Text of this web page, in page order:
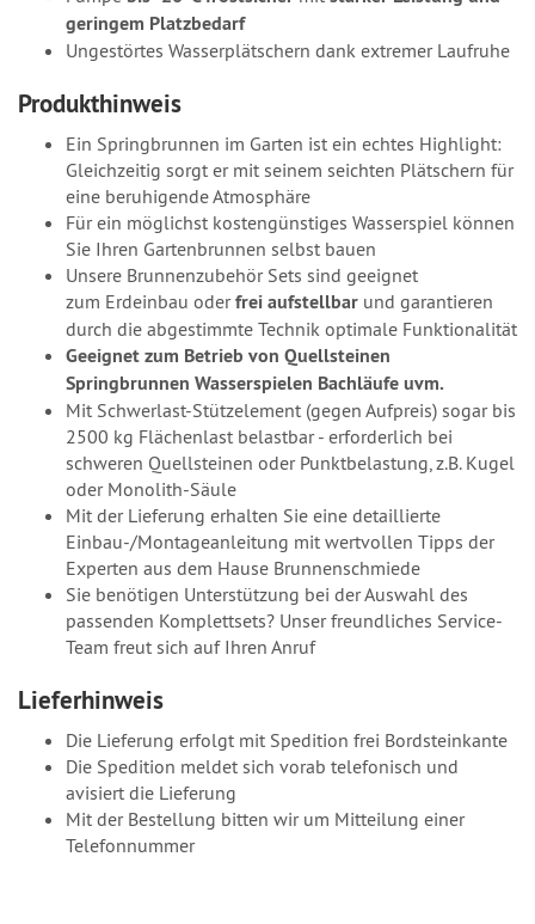
geringem Platzbedarf
Ungestörtes Wasserplätschern dank extremer Laufruhe
Produkthinweis
Ein Springbrunnen im Garten ist ein echtes Highlight:
Gleichzeitig sorgt er mit seinem seichten Plätschern für
eine beruhigende Atmosphäre
Für ein möglichst kostengünstiges Wasserspiel können
Sie Ihren Gartenbrunnen selbst bauen
Unsere Brunnenzubehör Sets sind geeignet
zum Erdeinbau oderfrei aufstellbar und garantieren
durch die abgestimmte Technik optimale Funktionalität
Geeignet zum Betrieb von Quellsteinen
Springbrunnen Wasserspielen Bachläufe uvm.
Mit Schwerlast-Stützelement (gegen Aufpreis) sogar bis
2500 kg Flächenlast belastbar - erforderlich bei
schweren Quellsteinen oder Punktbelastung, z.B. Kugel
oder Monolith-Säule
Mit der Lieferung erhalten Sie eine detaillierte
Einbau-/Montageanleitung mit wertvollen Tipps der
Experten aus dem Hause Brunnenschmiede
Sie benötigen Unterstützung bei der Auswahl des
passenden Komplettsets? Unser freundliches Service-
Team freut sich auf Ihren Anruf
Lieferhinweis
Die Lieferung erfolgt mit Spedition frei Bordsteinkante
Die Spedition meldet sich vorab telefonisch und
avisiert die Lieferung
Mit der Bestellung bitten wir um Mitteilung einer
Telefonnummer